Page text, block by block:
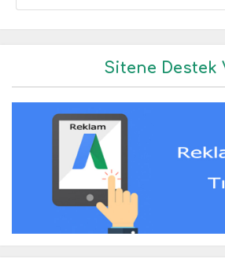
Sitene Destek